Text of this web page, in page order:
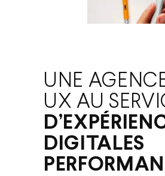
UNE
UX AU
DIGITALES